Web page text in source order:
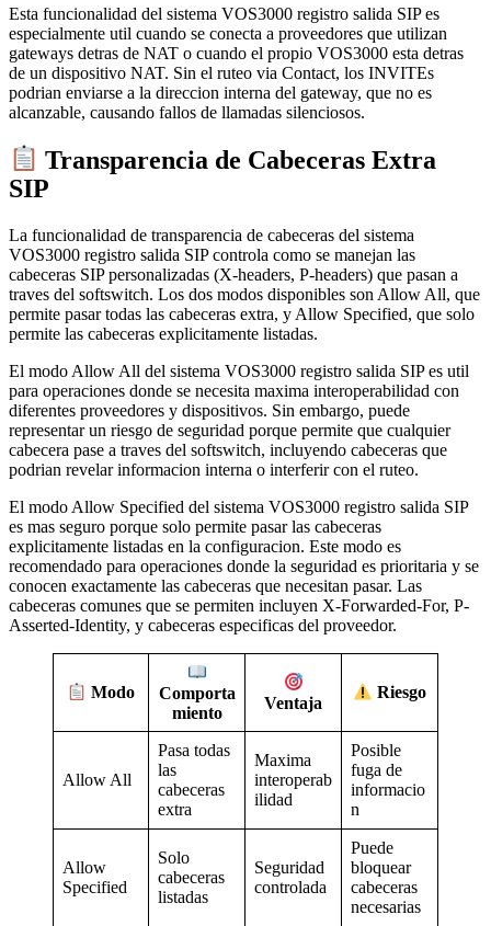
Esta funcionalidad del sistema VOS3000 registro salida SIP es
especialmente util cuando se conecta a proveedores que utilizan
gateways detras de NAT o cuando el propio VOS3000 esta detras
de un dispositivo NAT. Sin el ruteo via Contact, los INVITEs
podrian enviarse a la direccion interna del gateway, que no es
alcanzable, causando fallos de llamadas silenciosos.
Transparencia de Cabeceras Extra
SIP
La funcionalidad de transparencia de cabeceras del sistema
VOS3000 registro salida SIP controla como se manejan las
cabeceras SIP personalizadas (X-headers, P-headers) que pasan a
traves del softswitch. Los dos modos disponibles son Allow All, que
permite pasar todas las cabeceras extra, y Allow Specified, que solo
permite las cabeceras explicitamente listadas.
El modo Allow All del sistema VOS3000 registro salida SIP es util
para operaciones donde se necesita maxima interoperabilidad con
diferentes proveedores y dispositivos. Sin embargo, puede
representar un riesgo de seguridad porque permite que cualquier
cabecera pase a traves del softswitch, incluyendo cabeceras que
podrian revelar informacion interna o interferir con el ruteo.
El modo Allow Specified del sistema VOS3000 registro salida SIP
es mas seguro porque solo permite pasar las cabeceras
explicitamente listadas en la configuracion. Este modo es
recomendado para operaciones donde la seguridad es prioritaria y se
conocen exactamente las cabeceras que necesitan pasar. Las
cabeceras comunes que se permiten incluyen X-Forwarded-For, P-
Asserted-Identity, y cabeceras especificas del proveedor.
Modo
Comporta
miento
Ventaja
Riesgo
Allow All
Pasa todas
las
cabeceras
extra
Maxima
interoperab
ilidad
Posible
fuga de
informacio
n
Allow
Specified
Solo
cabeceras
listadas
Seguridad
controlada
Puede
bloquear
cabeceras
necesarias